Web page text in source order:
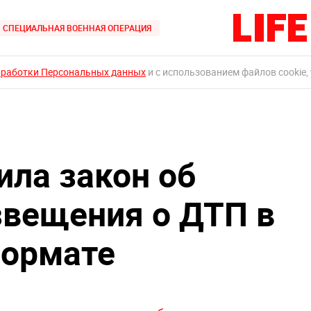
СПЕЦИАЛЬНАЯ ВОЕННАЯ ОПЕРАЦИЯ
Персональных данных и с использованием файлов
закон об
о ДТП в